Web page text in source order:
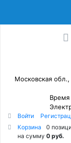
Московская
Время
Войти
Корзина
0
на сумму 0 руб.